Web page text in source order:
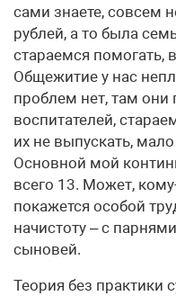
сами знаете, совсем
рублей, а то была
стараемся помогать,
Общежитие у нас
проблем нет, там
воспитателей,
их не выпускать,
Основной мой
всего 13. Может,
покажется особой
начистоту – с
сыновей.
Теория без практики